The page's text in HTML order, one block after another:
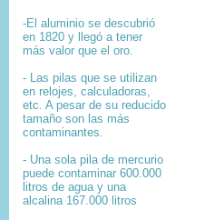
-El aluminio se descubrió
en 1820 y llegó a tener
más valor que el oro.
- Las pilas que se utilizan
en relojes, calculadoras,
etc. A pesar de su reducido
tamaño son las más
contaminantes.
- Una sola pila de mercurio
puede contaminar 600.000
litros de agua y una
alcalina 167.000 litros